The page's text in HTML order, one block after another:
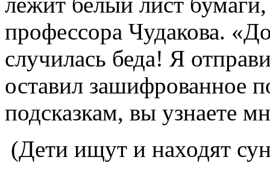
профессора Чудакова.
случилась беда! Я
оставил зашифрованное
подсказкам, вы узнаете
(Дети ищут и находят